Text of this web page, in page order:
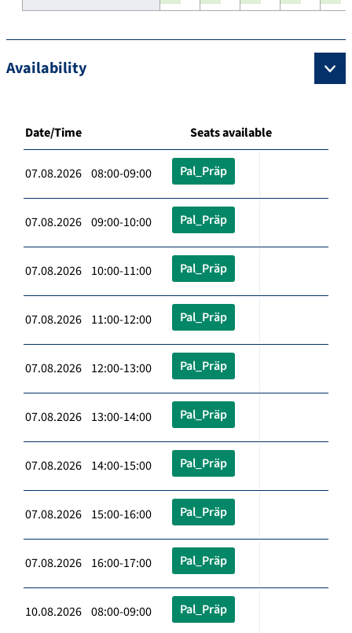
Availability
Date/Time Seats available
07.08.2026 08:00-09:00 Pal_Präp
07.08.2026 09:00-10:00 Pal_Präp
07.08.2026 10:00-11:00 Pal_Präp
07.08.2026 11:00-12:00 Pal_Präp
07.08.2026 12:00-13:00 Pal_Präp
07.08.2026 13:00-14:00 Pal_Präp
07.08.2026 14:00-15:00 Pal_Präp
07.08.2026 15:00-16:00 Pal_Präp
07.08.2026 16:00-17:00 Pal_Präp
10.08.2026 08:00-09:00 Pal_Präp